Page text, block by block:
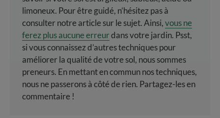
limoneux. Pour être guidé, n’hésitez pas à
consulter notre article sur le sujet. Ainsi,vous ne
ferez plus aucune erreurdans votre jardin. Psst,
si vous connaissez d’autres techniques pour
améliorer la qualité de votre sol, nous sommes
preneurs. En mettant en commun nos techniques,
nous ne passerons à côté de rien. Partagez-les en
commentaire !